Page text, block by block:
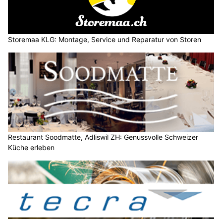
Storemaa KLG: Montage, Service und Reparatur von Storen
Restaurant Soodmatte, Adliswil ZH: Genussvolle Schweizer
Küche erleben